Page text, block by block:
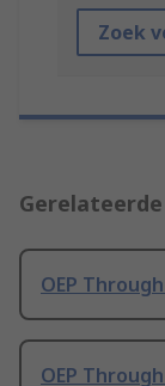
Zoek
OEP
OEP